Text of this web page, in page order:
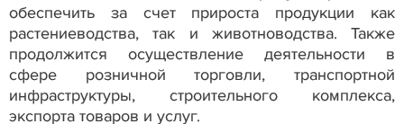
обеспечить за счет прироста продукции как
растениеводства, так и животноводства. Также
продолжится осуществление деятельности в
сфере розничной торговли, транспортной
инфраструктуры, строительного комплекса,
экспорта товаров и услуг.